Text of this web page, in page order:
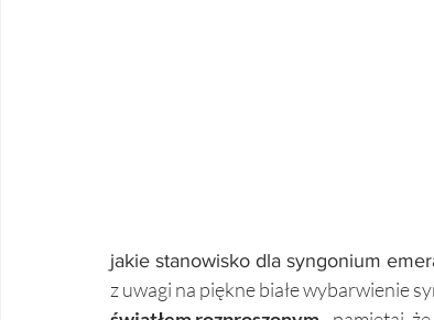
jakie stanowisko dla syngonium
z uwagi na piękne białe wybarwienie